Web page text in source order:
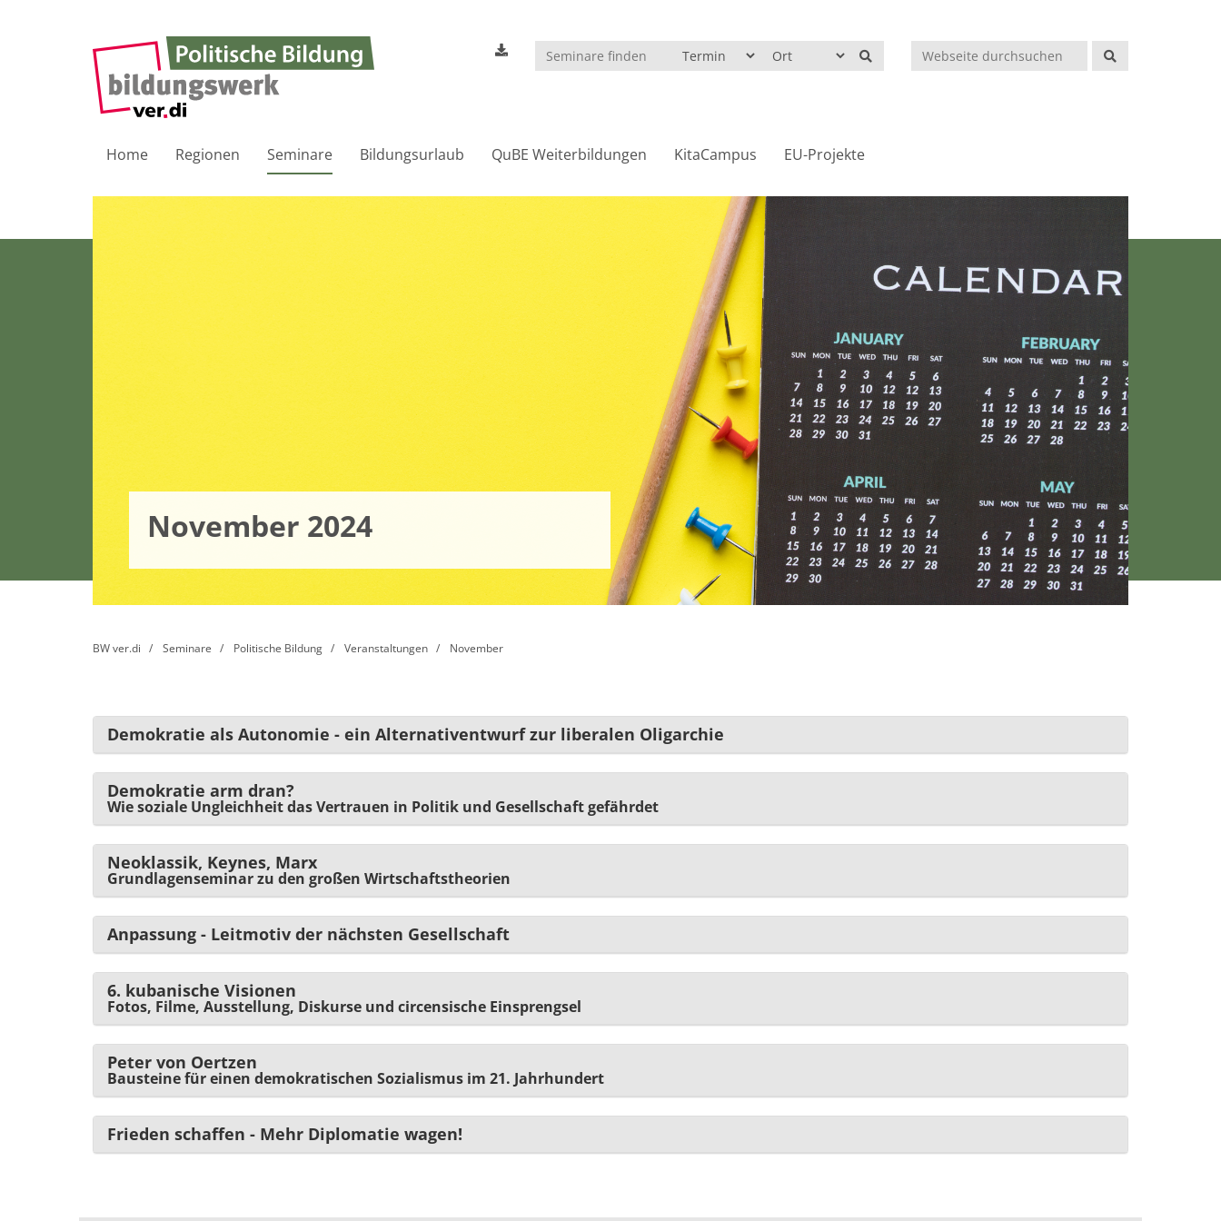
Suchen
Home Regionen Seminare Bildungsurlaub QuBE Weiterbildungen KitaCampus EU-Projekte
November 2024
BW ver.di Seminare Politische Bildung Veranstaltungen November
Demokratie als Autonomie - ein Alternativentwurf zur liberalen Oligarchie
Demokratie arm dran?
Wie soziale Ungleichheit das Vertrauen in Politik und Gesellschaft gefährdet
Neoklassik, Keynes, Marx
Grundlagenseminar zu den großen Wirtschaftstheorien
Anpassung - Leitmotiv der nächsten Gesellschaft
6. kubanische Visionen
Fotos, Filme, Ausstellung, Diskurse und circensische Einsprengsel
Peter von Oertzen
Bausteine für einen demokratischen Sozialismus im 21. Jahrhundert
Frieden schaffen - Mehr Diplomatie wagen!